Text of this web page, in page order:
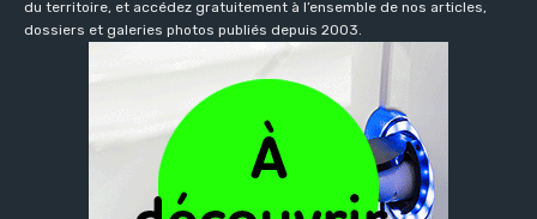
du territoire, et accédez gratuitement à l’ensemble de nos articles,
dossiers et galeries photos publiés depuis 2003.